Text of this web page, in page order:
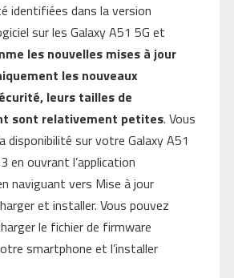
identifiées dans la version
sur les Galaxy A51 5G et
les nouvelles mises à jour
les nouveaux
leurs tailles de
sont relativement petites. Vous
disponibilité sur votre Galaxy A51
en ouvrant l’application
naviguant vers Mise à jour
et installer. Vous pouvez
le fichier de firmware
smartphone et l’installer